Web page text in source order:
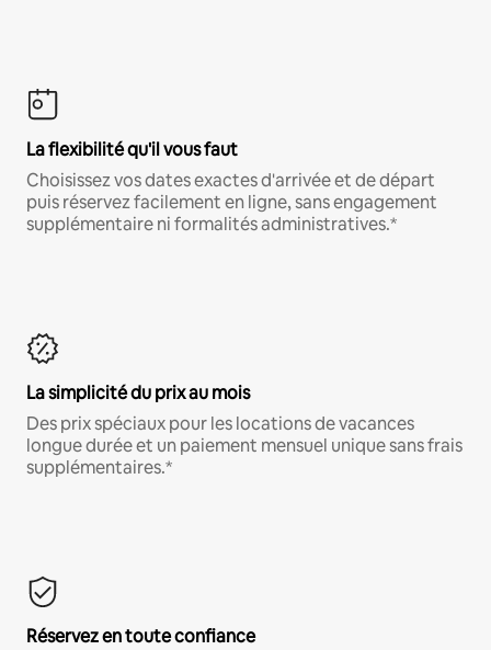
La flexibilité qu'il vous faut
Choisissez vos dates exactes d'arrivée et de départ
puis réservez facilement en ligne, sans engagement
supplémentaire ni formalités administratives.*
La simplicité du prix au mois
Des prix spéciaux pour les locations de vacances
longue durée et un paiement mensuel unique sans frais
supplémentaires.*
Réservez en toute confiance